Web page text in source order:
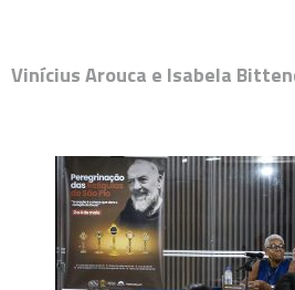
Vinícius Arouca e Isabela